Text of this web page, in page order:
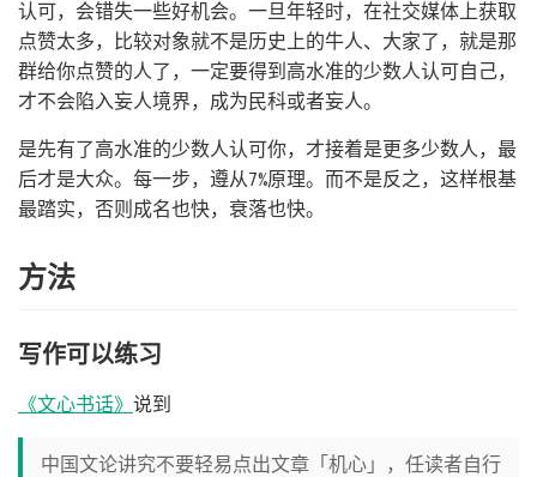
认可，会错失一些好机会。一旦年轻时，在社交媒体上获取
点赞太多，比较对象就不是历史上的牛人、大家了，就是那
群给你点赞的人了，一定要得到高水准的少数人认可自己，
才不会陷入妄人境界，成为民科或者妄人。
是先有了高水准的少数人认可你，才接着是更多少数人，最
后才是大众。每一步，遵从7%原理。而不是反之，这样根基
最踏实，否则成名也快，衰落也快。
方法
写作可以练习
《文心书话》 说到
中国文论讲究不要轻易点出文章「机心」，任读者自行